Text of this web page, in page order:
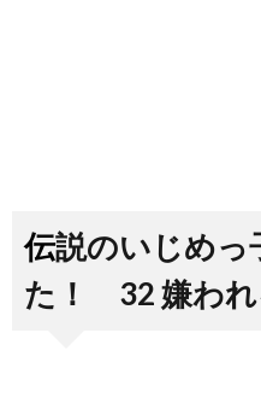
伝説のいじめっ子が泣いて謝っ
た！ 32 嫌われ